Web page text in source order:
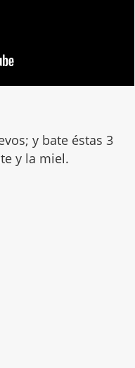
y bate éstas 3
y la miel.